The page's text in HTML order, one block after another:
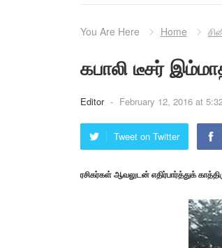
You Are Here Home
கபாலி டீசர்
Editor - February 12, 2016 at
Tweet on Twitter
ரசிகர்கள் ஆவலுடன் எதிர்பார்த்துக்